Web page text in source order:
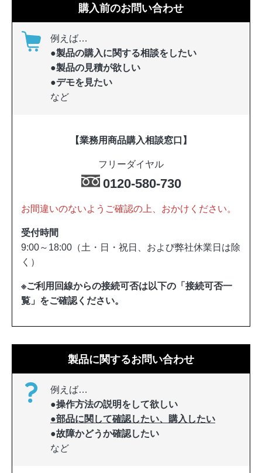
購入前のお問い合わせ
例えば…
●製品の購入に関する相談をしたい
●製品の見積が欲しい
●デモを見たい
など
【業務用商品購入相談窓口】
フリーダイヤル
0120-580-730
お間違いのないようご確認の上、おかけください。
受付時間
9:00～18:00（土・日・祝日、および弊社休業日は除
く）
※ご利用回線からの接続可否は以下の「接続可否一
覧」をご確認ください。
製品に関するお問い合わせ
例えば…
●操作方法の説明をして欲しい
●部品に関して確認したい、購入したい
●故障かどうか確認したい
など